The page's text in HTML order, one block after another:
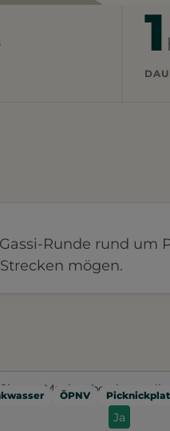
1
Runde rund um
mögen.
ÖPNV
von Mapbox
Ja